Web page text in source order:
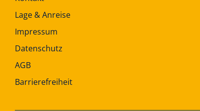
Lage & Anreise
Impressum
Datenschutz
AGB
Barrierefreiheit